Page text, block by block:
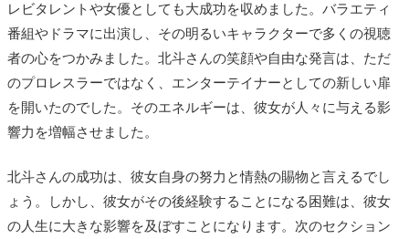
レビタレントや女優としても大成功を収めました。バラエティ
番組やドラマに出演し、その明るいキャラクターで多くの視聴
者の心をつかみました。北斗さんの笑顔や自由な発言は、ただ
のプロレスラーではなく、エンターテイナーとしての新しい扉
を開いたのでした。そのエネルギーは、彼女が人々に与える影
響力を増幅させました。
北斗さんの成功は、彼女自身の努力と情熱の賜物と言えるでし
ょう。しかし、彼女がその後経験することになる困難は、彼女
の人生に大きな影響を及ぼすことになります。次のセクション